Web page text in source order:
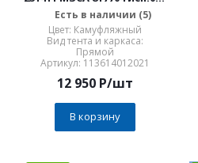
(014) Н=1100 (1300) мм,
верёвка
Есть в наличии (5)
Цвет: Камуфляжный
Вид тента и каркаса:
Прямой
Артикул: 113614012021
12 950 P/шт
В корзину